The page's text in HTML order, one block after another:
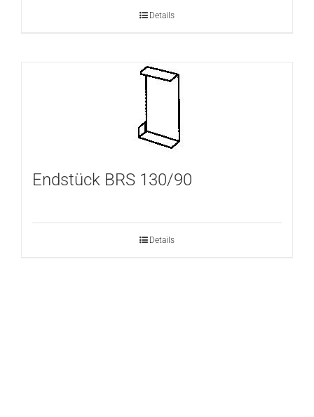
Details
Endstück BRS 130/90
Details